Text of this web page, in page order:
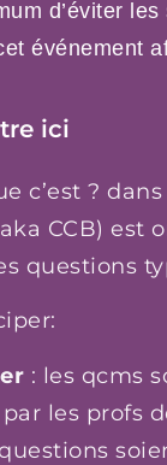
d’éviter
événement
ici
c’est ?
CCB) est
questions
: les qcms
les profs